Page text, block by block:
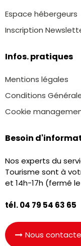
Espace hébergeurs
Inscription
Infos. pratiques
Mentions légales
Conditions
Cookie
Besoin
Nos experts du
Tourisme sont à
et 14h-17h (fermé
tél. 04 79 54 63 65
Nous